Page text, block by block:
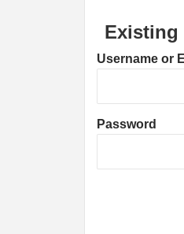
Existing
Username or
Password